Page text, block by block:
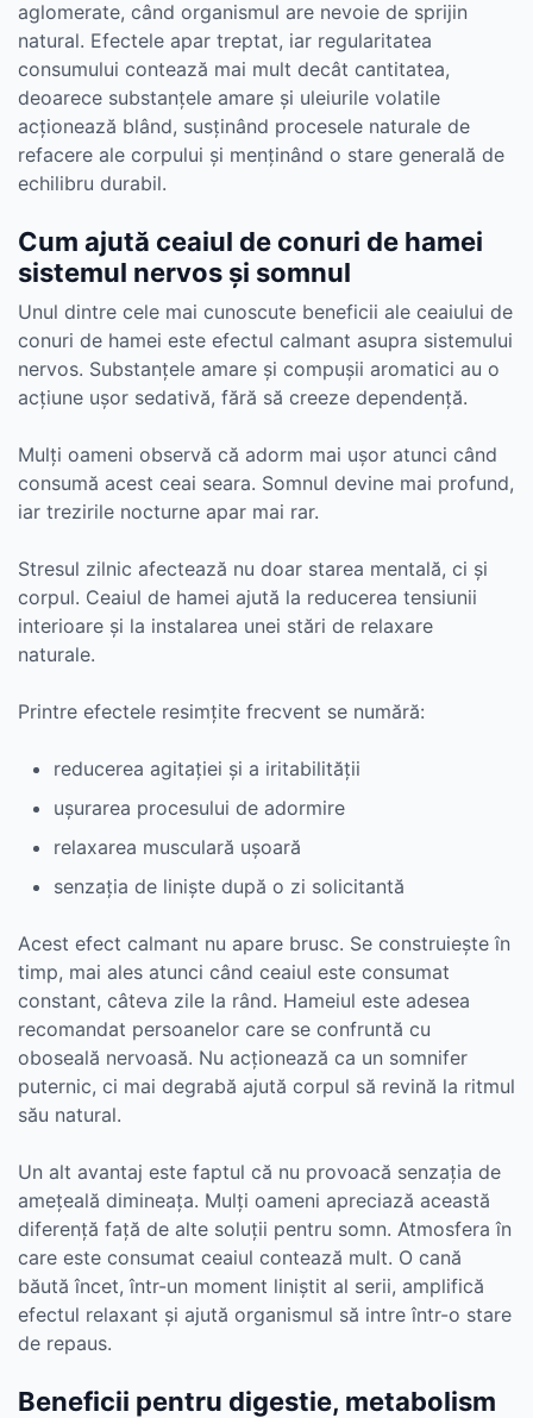
aglomerate, când organismul are nevoie de sprijin
natural. Efectele apar treptat, iar regularitatea
consumului contează mai mult decât cantitatea,
deoarece substanțele amare și uleiurile volatile
acționează blând, susținând procesele naturale de
refacere ale corpului și menținând o stare generală de
echilibru durabil.
Cum ajută ceaiul de conuri de hamei
sistemul nervos și somnul
Unul dintre cele mai cunoscute beneficii ale ceaiului de
conuri de hamei este efectul calmant asupra sistemului
nervos. Substanțele amare și compușii aromatici au o
acțiune ușor sedativă, fără să creeze dependență.
Mulți oameni observă că adorm mai ușor atunci când
consumă acest ceai seara. Somnul devine mai profund,
iar trezirile nocturne apar mai rar.
Stresul zilnic afectează nu doar starea mentală, ci și
corpul. Ceaiul de hamei ajută la reducerea tensiunii
interioare și la instalarea unei stări de relaxare
naturale.
Printre efectele resimțite frecvent se numără:
reducerea agitației și a iritabilității
ușurarea procesului de adormire
relaxarea musculară ușoară
senzația de liniște după o zi solicitantă
Acest efect calmant nu apare brusc. Se construiește în
timp, mai ales atunci când ceaiul este consumat
constant, câteva zile la rând. Hameiul este adesea
recomandat persoanelor care se confruntă cu
oboseală nervoasă. Nu acționează ca un somnifer
puternic, ci mai degrabă ajută corpul să revină la ritmul
său natural.
Un alt avantaj este faptul că nu provoacă senzația de
amețeală dimineața. Mulți oameni apreciază această
diferență față de alte soluții pentru somn. Atmosfera în
care este consumat ceaiul contează mult. O cană
băută încet, într-un moment liniștit al serii, amplifică
efectul relaxant și ajută organismul să intre într-o stare
de repaus.
Beneficii pentru digestie, metabolism